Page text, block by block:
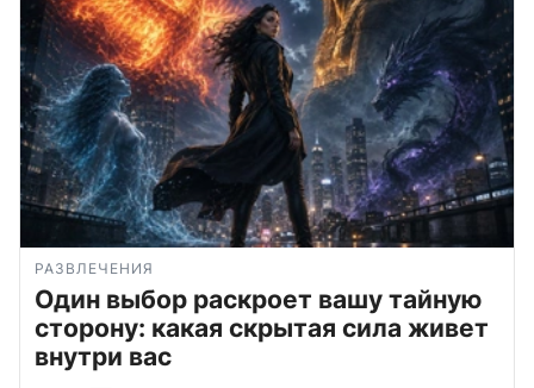
РАЗВЛЕЧЕНИЯ
Один выбор раскроет вашу тайную
сторону: какая скрытая сила живет
внутри вас